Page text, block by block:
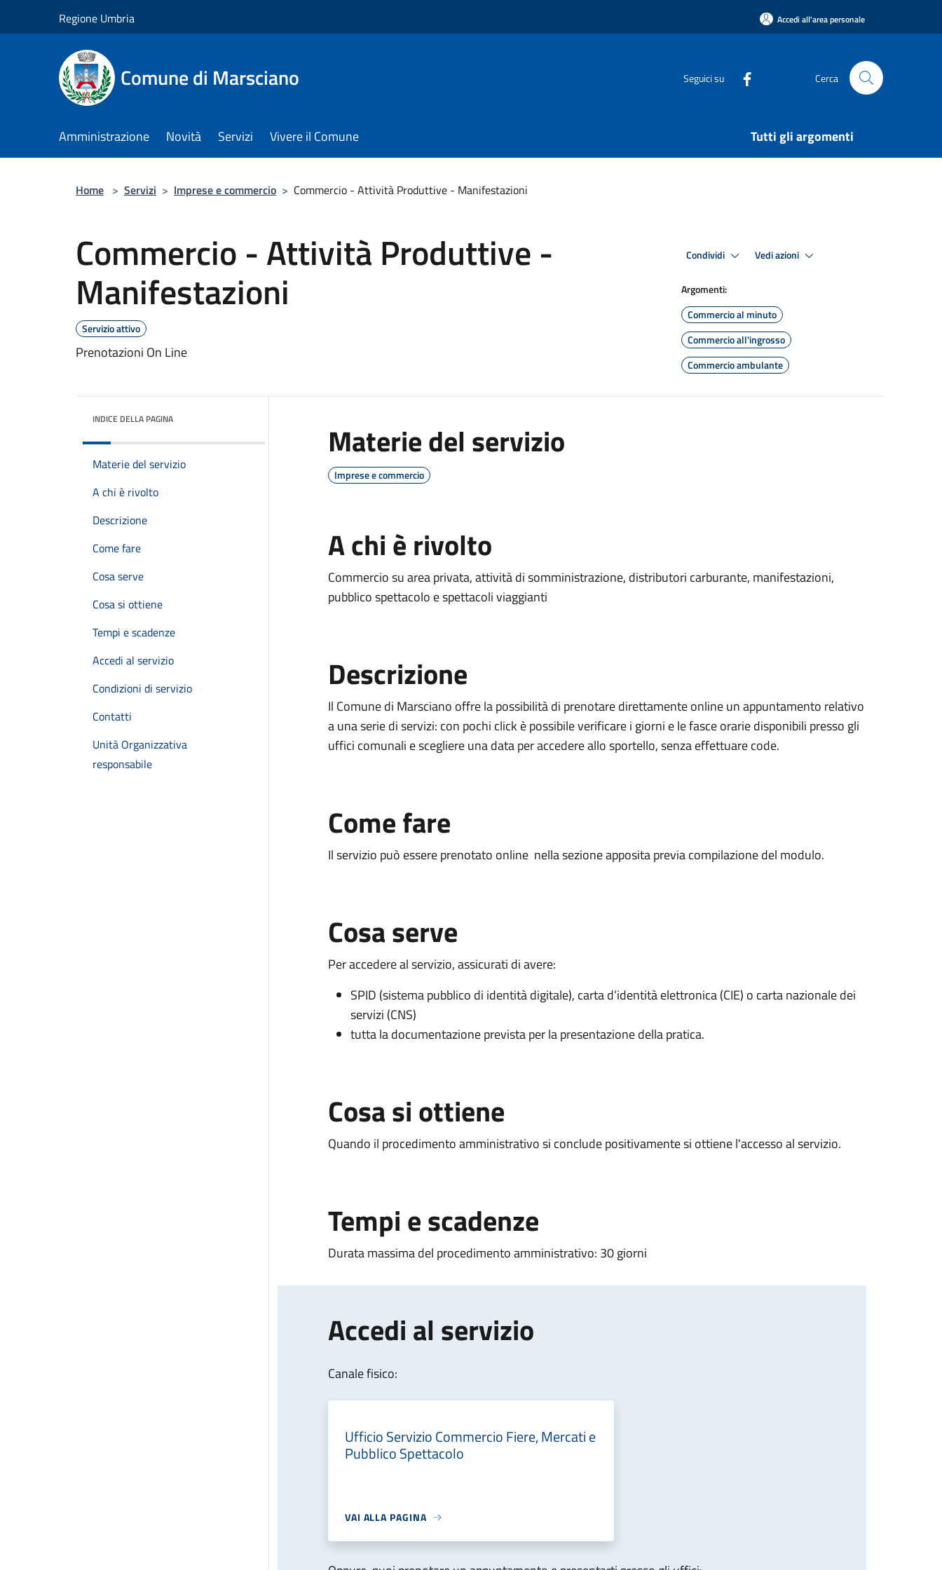
Regione Umbria Accedi all'area personale
Comune di Marsciano Seguici su Cerca
Amministrazione Novità Servizi Vivere il Comune Tutti gli argomenti
Home > Servizi > Imprese e commercio > Commercio - Attività Produttive - Manifestazioni
Commercio - Attività Produttive -
Manifestazioni
Servizio attivo
Prenotazioni On Line
Condividi Vedi azioni
Argomenti:
Commercio al minuto
Commercio all'ingrosso
Commercio ambulante
INDICE DELLA PAGINA
Materie del servizio
A chi è rivolto
Descrizione
Come fare
Cosa serve
Cosa si ottiene
Tempi e scadenze
Accedi al servizio
Condizioni di servizio
Contatti
Unità Organizzativa
responsabile
Materie del servizio
Imprese e commercio
A chi è rivolto
Commercio su area privata, attività di somministrazione, distributori carburante, manifestazioni,
pubblico spettacolo e spettacoli viaggianti
Descrizione
Il Comune di Marsciano offre la possibilità di prenotare direttamente online un appuntamento relativo
a una serie di servizi: con pochi click è possibile verificare i giorni e le fasce orarie disponibili presso gli
uffici comunali e scegliere una data per accedere allo sportello, senza effettuare code.
Come fare
Il servizio può essere prenotato online nella sezione apposita previa compilazione del modulo.
Cosa serve
Per accedere al servizio, assicurati di avere:
SPID (sistema pubblico di identità digitale), carta d’identità elettronica (CIE) o carta nazionale dei
servizi (CNS)
tutta la documentazione prevista per la presentazione della pratica.
Cosa si ottiene
Quando il procedimento amministrativo si conclude positivamente si ottiene l'accesso al servizio.
Tempi e scadenze
Durata massima del procedimento amministrativo: 30 giorni
Accedi al servizio
Canale fisico:
Ufficio Servizio Commercio Fiere, Mercati e
Pubblico Spettacolo
VAI ALLA PAGINA